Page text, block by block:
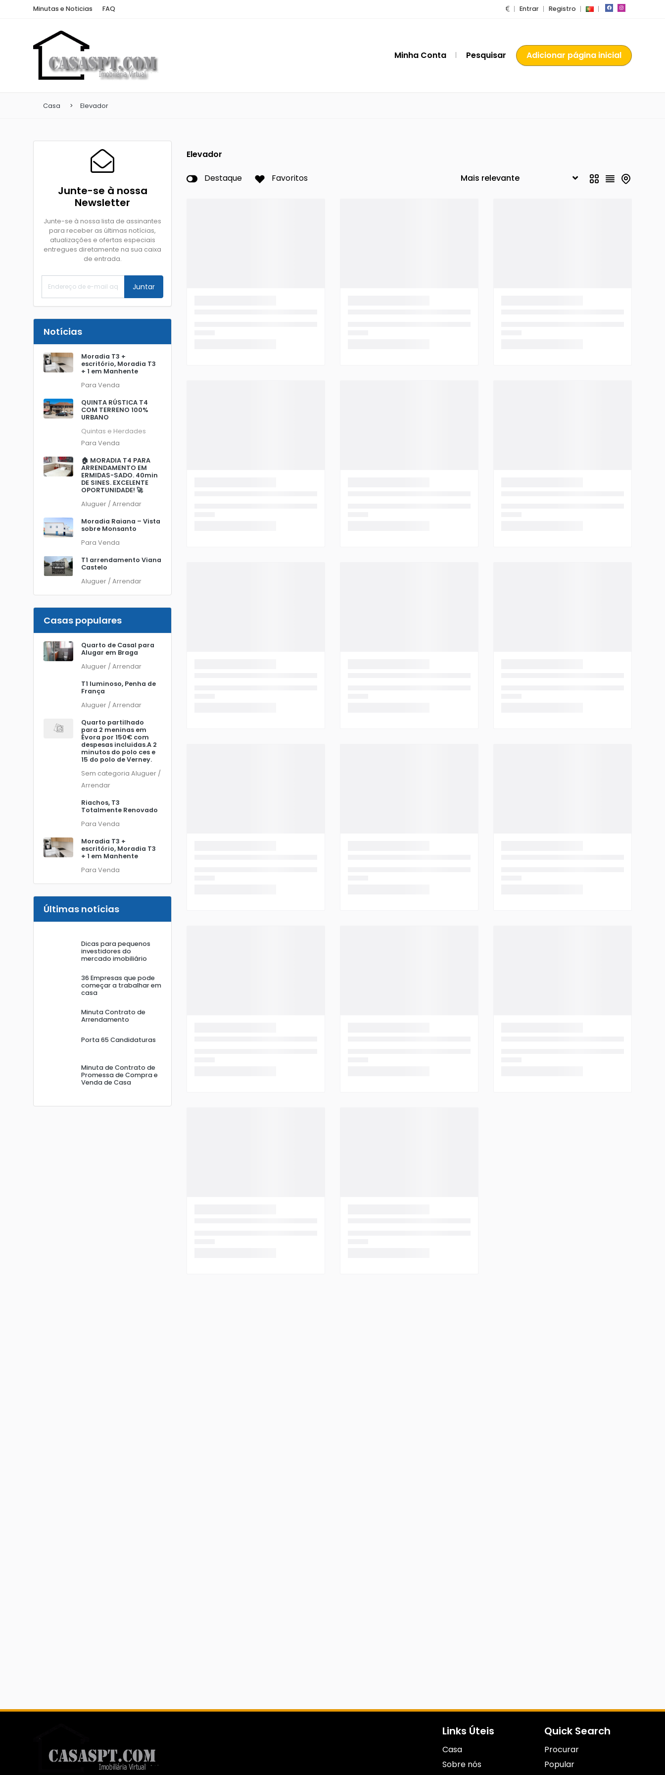
Minutas e Noticias FAQ Entrar Registro
Minha Conta Pesquisar Adicionar página inicial
Casa Elevador
Junte-se à nossa
Newsletter
Junte-se à nossa lista de assinantes
para receber as últimas notícias,
atualizações e ofertas especiais
entregues diretamente na sua caixa
de entrada.
Juntar
Notícias
Moradia T3 +
escritório, Moradia T3
+ 1 em Manhente
Para Venda
QUINTA RÚSTICA T4
COM TERRENO 100%
URBANO
Quintas e Herdades
Para Venda
🏠 MORADIA T4 PARA
ARRENDAMENTO EM
ERMIDAS-SADO. 40min
DE SINES. EXCELENTE
OPORTUNIDADE! 🚀
Aluguer / Arrendar
Moradia Raiana – Vista
sobre Monsanto
Para Venda
T1 arrendamento Viana
Castelo
Aluguer / Arrendar
Casas populares
Quarto de Casal para
Alugar em Braga
Aluguer / Arrendar
T1 luminoso, Penha de
França
Aluguer / Arrendar
Quarto partilhado
para 2 meninas em
Évora por 150€ com
despesas incluidas.A 2
minutos do polo ces e
15 do polo de Verney.
Sem categoria Aluguer /
Arrendar
Riachos, T3
Totalmente Renovado
Para Venda
Moradia T3 +
escritório, Moradia T3
+ 1 em Manhente
Para Venda
Últimas notícias
Dicas para pequenos
investidores do
mercado imobiliário
36 Empresas que pode
começar a trabalhar em
casa
Minuta Contrato de
Arrendamento
Porta 65 Candidaturas
Minuta de Contrato de
Promessa de Compra e
Venda de Casa
Elevador
Destaque Favoritos
Links Úteis
Casa
Sobre nós
Quick Search
Procurar
Popular